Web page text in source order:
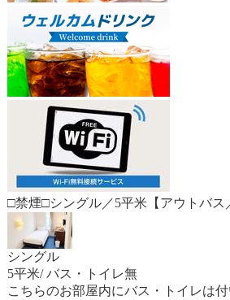
□禁煙□シングル／5平米【アウトバス
シングル
5平米/ バス・トイレ無
こちらのお部屋内にバス・トイレは